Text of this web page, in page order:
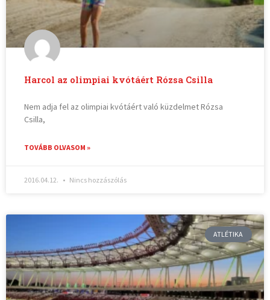
Harcol az olimpiai kvótáért Rózsa Csilla
Nem adja fel az olimpiai kvótáért való küzdelmet Rózsa
Csilla,
TOVÁBB OLVASOM »
2016.04.12. Nincs hozzászólás
ATLÉTIKA